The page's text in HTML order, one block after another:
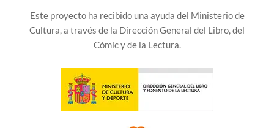
Este proyecto ha recibido una ayuda del Ministerio de
Cultura, a través de la Dirección General del Libro, del
Cómic y de la Lectura.